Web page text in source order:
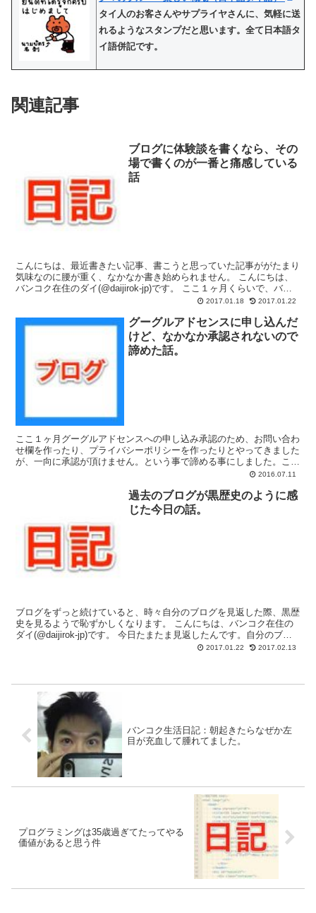
タイ人のお客さんやサプライヤさんに、気軽に送
れるようなスタンプだと思います。全て日本語タ
イ語併記です。
関連記事
ブログに体験談を書くなら、その
場で書くのが一番と痛感している
話
こんにちは、最近書きたい記事、書こうと思っていた記事ががたまり
気味なのに腰が重く、なかなか書き始められません。 こんにちは、
バンコク在住のダイ(@daijirok-jp)です。 ここ１ヶ月くらいで、バン
コクの図書館やコワーキングスペースを訪...
2017.01.18 2017.01.22
グーグルアドセンスに申し込んだ
けど、なかなか承認されないので
諦めた話。
ここ１ヶ月グーグルアドセンスへの申し込み承認のため、お問い合わ
せ欄を作ったり、プライバシーポリシーを作ったりとやってきました
が、一向に承認が頂けません。という事で諦める事にしました。こん
にちはバンコク在住のダイです。 グーグルアドセンスとは...2016.07.11
過去のブログが黒歴史のように感
じた今日の話。
ブログをずっと続けていると、時々自分のブログを見返した際、黒歴
史を見るようで恥ずかしくなります。 こんにちは、バンコク在住の
ダイ(@daijirok-jp)です。 今日たまたま見返したんです。自分のブロ
2017.01.22 2017.02.13
バンコク生活日記：朝起きたらなぜか左
目が充血して腫れてました。
プログラミングは35歳過ぎてたってやる
価値があると思う件